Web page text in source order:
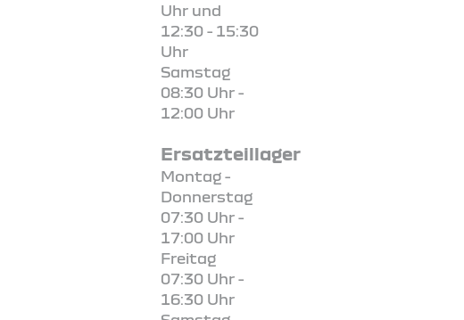
Uhr und
12:30 - 15:30
Uhr
Samstag
08:30 Uhr -
12:00 Uhr
Ersatzteillager
Montag -
Donnerstag
07:30 Uhr -
17:00 Uhr
Freitag
07:30 Uhr -
16:30 Uhr